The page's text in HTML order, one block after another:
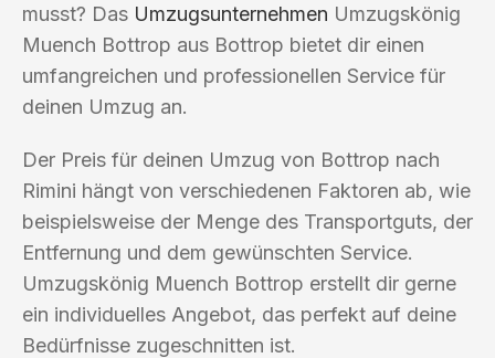
musst? Das Umzugsunternehmen Umzugskönig
Muench Bottrop aus Bottrop bietet dir einen
umfangreichen und professionellen Service für
deinen Umzug an.
Der Preis für deinen Umzug von Bottrop nach
Rimini hängt von verschiedenen Faktoren ab, wie
beispielsweise der Menge des Transportguts, der
Entfernung und dem gewünschten Service.
Umzugskönig Muench Bottrop erstellt dir gerne
ein individuelles Angebot, das perfekt auf deine
Bedürfnisse zugeschnitten ist.